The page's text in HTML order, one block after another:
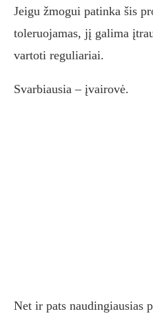
Jeigu žmogui patinka šis
toleruojamas, jį galima
vartoti reguliariai.
Svarbiausia – įvairovė.
Net ir pats naudingiausias